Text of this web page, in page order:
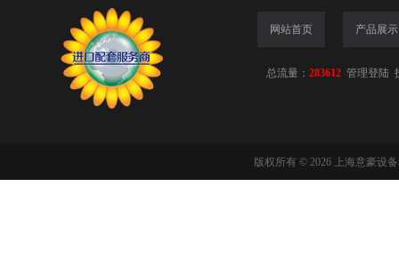
网站首页 产品展示
总流量： 283612 管理登陆
版权所有 © 2026 上海意豪设